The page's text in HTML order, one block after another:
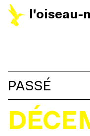
l'oiseau-
FILTRES
PASSÉ